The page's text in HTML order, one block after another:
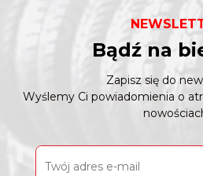
Bądź na
Zapisz się do
Wyślemy Ci powiadomienia o